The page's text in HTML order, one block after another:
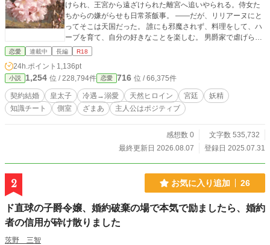
けられ、王宮から遠ざけられた離宮へ追いやられる。侍女た
ちからの嫌がらせも日常茶飯事。 ――だが、リリアーヌにと
ってそこは天国だった。 誰にも邪魔されず、料理をして、ハ
ーブを育て、自分の好きなことを楽しむ。 男爵家で虐げられ
ながらも積み上げてきた知識と技術が、やがて療養中の王妃
問を解き、この国の歴史さえ変えていく。 愛など求めていな
かった少女は、気づけば国の中心に立っていた。 愛など求め
ていなかったのに――気づけば、あの冷たい皇太子がこちら
を見ている。
恋愛 連載中 長編 R18
24h.ポイント 1,136pt
小説 1,254 位 / 228,794件 恋愛 716 位 / 66,375件
契約結婚 皇太子 冷遇→溺愛 天然ヒロイン 宮廷
妖精
知識チート
側室 ざまあ 主人公はポジティブ
感想数 0
文字数 535,732
最終更新日 2026.08.07
登録日 2025.07.31
2 お気に入り追加 26
ド直球の子爵令嬢、婚約破棄の場で本気で励ましたら、婚約
者の信用が砕け散りました
茨野 三智